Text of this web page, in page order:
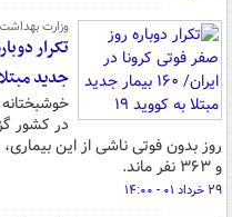
وزارت
جدید مبتلا
در کشور
و ۳۶۳ نفر ماند.
۲۹ خرداد ۰۱ - ۱۴:۰۰